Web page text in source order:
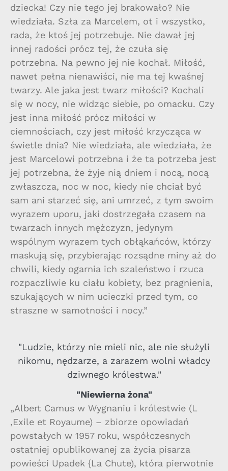
dziecka! Czy nie tego jej brakowało? Nie
wiedziała. Szła za Marcelem, ot i wszystko,
rada, że ktoś jej potrzebuje. Nie dawał jej
innej radości prócz tej, że czuła się
potrzebna. Na pewno jej nie kochał. Miłość,
nawet pełna nienawiści, nie ma tej kwaśnej
twarzy. Ale jaka jest twarz miłości? Kochali
się w nocy, nie widząc siebie, po omacku. Czy
jest inna miłość prócz miłości w
ciemnościach, czy jest miłość krzycząca w
świetle dnia? Nie wiedziała, ale wiedziała, że
jest Marcelowi potrzebna i że ta potrzeba jest
jej potrzebna, że żyje nią dniem i nocą, nocą
zwłaszcza, noc w noc, kiedy nie chciał być
sam ani starzeć się, ani umrzeć, z tym swoim
wyrazem uporu, jaki dostrzegała czasem na
twarzach innych mężczyzn, jedynym
wspólnym wyrazem tych obłąkańców, którzy
maskują się, przybierając rozsądne miny aż do
chwili, kiedy ogarnia ich szaleństwo i rzuca
rozpaczliwie ku ciału kobiety, bez pragnienia,
szukających w nim ucieczki przed tym, co
straszne w samotności i nocy.”
"Ludzie, którzy nie mieli nic, ale nie służyli
nikomu, nędzarze, a zarazem wolni władcy
dziwnego królestwa."
"Niewierna żona"
„Albert Camus w Wygnaniu i królestwie (L
‚Exile et Royaume) – zbiorze opowiadań
powstałych w 1957 roku, współczesnych
ostatniej opublikowanej za życia pisarza
powieści Upadek {La Chute), która pierwotnie